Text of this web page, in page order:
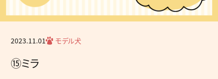
2023.11.01 モデル犬
⑮ミラ